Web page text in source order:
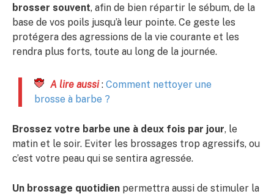
brosser souvent, afin de bien répartir le sébum, de la
base de vos poils jusqu’à leur pointe. Ce geste les
protégera des agressions de la vie courante et les
rendra plus forts, toute au long de la journée.
A lire aussi: Comment nettoyer une
brosse à barbe ?
Brossez votre barbe une à deux fois par jour, le
matin et le soir. Eviter les brossages trop agressifs, ou
c’est votre peau qui se sentira agressée.
Un brossage quotidien permettra aussi de stimuler la